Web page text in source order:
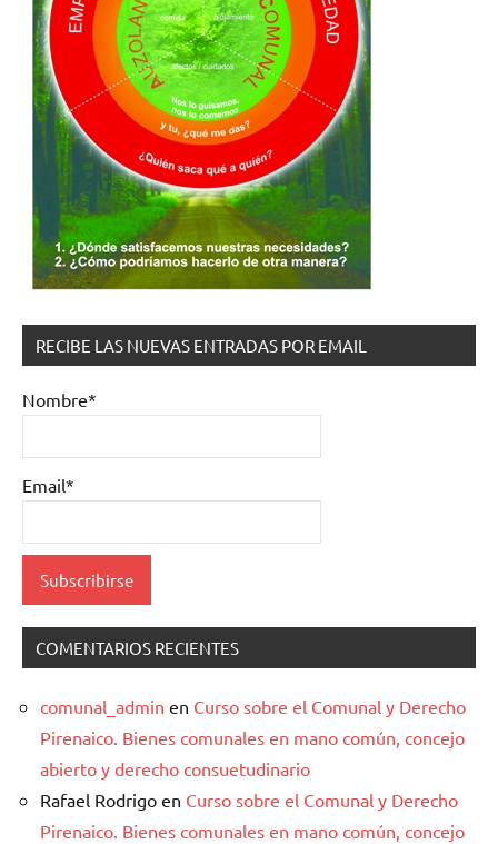
RECIBE LAS NUEVAS ENTRADAS POR EMAIL
Nombre*
Email*
COMENTARIOS RECIENTES
comunal_admin en Curso sobre el Comunal y Derecho
Pirenaico. Bienes comunales en mano común, concejo
abierto y derecho consuetudinario
Rafael Rodrigo en Curso sobre el Comunal y Derecho
Pirenaico. Bienes comunales en mano común, concejo